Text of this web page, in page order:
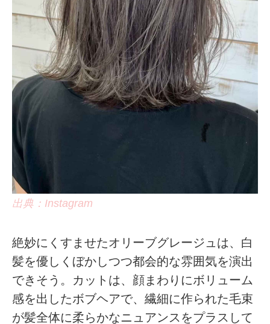
出典：Instagram
絶妙にくすませたオリーブグレージュは、白
髪を優しくぼかしつつ都会的な雰囲気を演出
できそう。カットは、顔まわりにボリューム
感を出したボブヘアで、繊細に作られた毛束
が髪全体に柔らかなニュアンスをプラスして